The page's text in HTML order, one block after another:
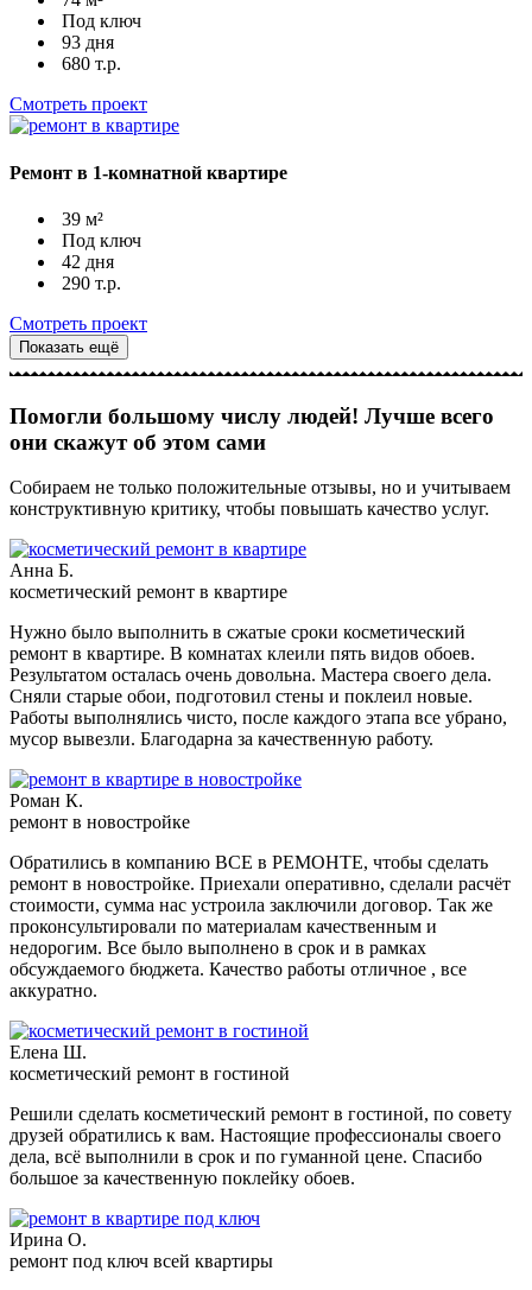
Под ключ
93 дня
680 т.р.
Смотреть проект
Ремонт в 1-комнатной квартире
39 м²
Под ключ
42 дня
290 т.р.
Смотреть проект
Показать ещё
Помогли большому числу людей! Лучше всего
они скажут об этом сами
Собираем не только положительные отзывы, но и учитываем
конструктивную критику, чтобы повышать качество услуг.
Анна Б.
косметический ремонт в квартире
Нужно было выполнить в сжатые сроки косметический
ремонт в квартире. В комнатах клеили пять видов обоев.
Результатом осталась очень довольна. Мастера своего дела.
Сняли старые обои, подготовил стены и поклеил новые.
Работы выполнялись чисто, после каждого этапа все убрано,
мусор вывезли. Благодарна за качественную работу.
Роман К.
ремонт в новостройке
Обратились в компанию ВСЕ в РЕМОНТЕ, чтобы сделать
ремонт в новостройке. Приехали оперативно, сделали расчёт
стоимости, сумма нас устроила заключили договор. Так же
проконсультировали по материалам качественным и
недорогим. Все было выполнено в срок и в рамках
обсуждаемого бюджета. Качество работы отличное , все
аккуратно.
Елена Ш.
косметический ремонт в гостиной
Решили сделать косметический ремонт в гостиной, по совету
друзей обратились к вам. Настоящие профессионалы своего
дела, всё выполнили в срок и по гуманной цене. Спасибо
большое за качественную поклейку обоев.
Ирина О.
ремонт под ключ всей квартиры